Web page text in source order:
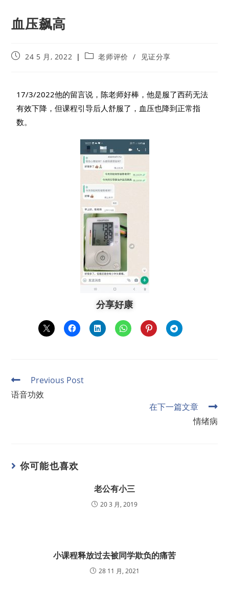
血压飙高
24 5 月, 2022 老师评价 / 见证分享
17/3/2022他的留言说，陈老师好棒，他是服了西药无法
有效下降，但课程引导后人舒服了，血压也降到正常指
数。
分享好康
Previous Post
语音功效
在下一篇文章
情绪病
你可能也喜欢
老公有小三
20 3 月, 2019
小课程释放过去被同学欺负的痛苦
28 11 月, 2021